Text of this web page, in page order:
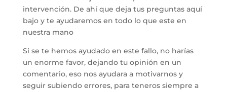
intervención. De ahí que deja tus preguntas aquí
bajo y te ayudaremos en todo lo que este en
nuestra mano
Si se te hemos ayudado en este fallo, no harías
un enorme favor, dejando tu opinión en un
comentario, eso nos ayudara a motivarnos y
seguir subiendo errores, para teneros siempre a